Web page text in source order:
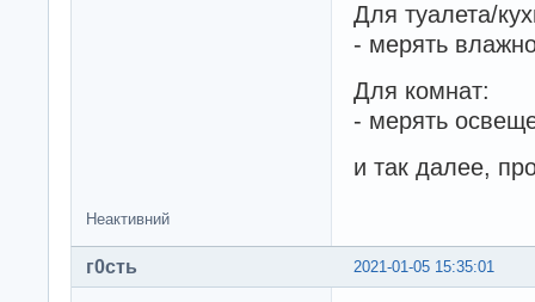
Для туалета/
- мерять
Для комнат:
- мерять
и так далее,
Неактивний
2021-01-05 15:35:01
г0сть